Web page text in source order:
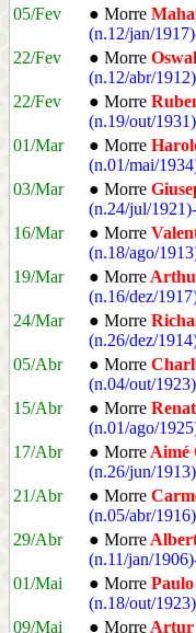
05/Fev
● Morre
(n.12/jan/
22/Fev
● Morre
(n.12/abr/
22/Fev
● Morre
(n.19/out/
01/Mar
● Morre
(n.01/mai/
03/Mar
● Morre
(n.24/jul/
16/Mar
● Morre
(n.18/ago/
19/Mar
● Morre
(n.16/dez/
24/Mar
● Morre
(n.26/dez/
05/Abr
● Morre
(n.04/out/
15/Abr
● Morre
(n.01/ago/
17/Abr
● Morre Aimé
(n.26/jun/
21/Abr
● Morre
(n.05/abr/
29/Abr
● Morre
(n.11/jan/
01/Mai
● Morre
(n.18/out/
09/Mai
● Morre Artur